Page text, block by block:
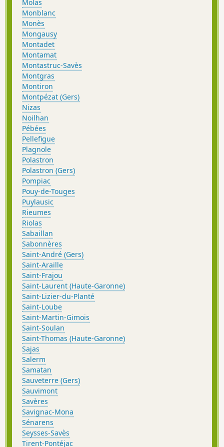
Molas
Monblanc
Monès
Mongausy
Montadet
Montamat
Montastruc-Savès
Montgras
Montiron
Montpézat (Gers)
Nizas
Noilhan
Pébées
Pellefigue
Plagnole
Polastron
Polastron (Gers)
Pompiac
Pouy-de-Touges
Puylausic
Rieumes
Riolas
Sabaillan
Sabonnères
Saint-André (Gers)
Saint-Araille
Saint-Frajou
Saint-Laurent (Haute-Garonne)
Saint-Lizier-du-Planté
Saint-Loube
Saint-Martin-Gimois
Saint-Soulan
Saint-Thomas (Haute-Garonne)
Sajas
Salerm
Samatan
Sauveterre (Gers)
Sauvimont
Savères
Savignac-Mona
Sénarens
Seysses-Savès
Tirent-Pontéjac